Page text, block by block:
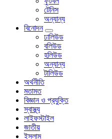
টেনিস
অন্যান্য
বিনোদন
ঢালিউড
বলিউড
হলিউড
অন্যান্য
টালিউড
অর্থনীতি
মতামত
বিজ্ঞান ও প্রযুক্তি
স্বাস্থ্য
লাইফস্টাইল
জাতীয়
ইসলাম